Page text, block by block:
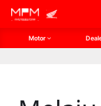
// Open Graph Meta
Motor